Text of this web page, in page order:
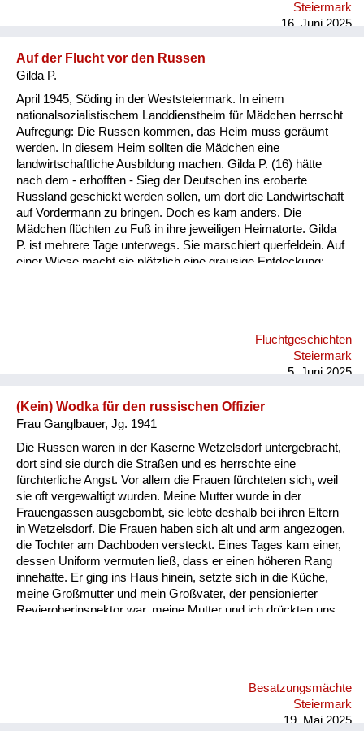
Steiermark
16. Juni 2025
Auf der Flucht vor den Russen
Gilda P.
April 1945, Söding in der Weststeiermark. In einem
nationalsozialistischem Landdienstheim für Mädchen herrscht
Aufregung: Die Russen kommen, das Heim muss geräumt
werden. In diesem Heim sollten die Mädchen eine
landwirtschaftliche Ausbildung machen. Gilda P. (16) hätte
nach dem - erhofften - Sieg der Deutschen ins eroberte
Russland geschickt werden sollen, um dort die Landwirtschaft
auf Vordermann zu bringen. Doch es kam anders. Die
Mädchen flüchten zu Fuß in ihre jeweiligen Heimatorte. Gilda
P. ist mehrere Tage unterwegs. Sie marschiert querfeldein. Auf
einer Wiese macht sie plötzlich eine grausige Entdeckung:
Fluchtgeschichten
Steiermark
5. Juni 2025
(Kein) Wodka für den russischen Offizier
Frau Ganglbauer, Jg. 1941
Die Russen waren in der Kaserne Wetzelsdorf untergebracht,
dort sind sie durch die Straßen und es herrschte eine
fürchterliche Angst. Vor allem die Frauen fürchteten sich, weil
sie oft vergewaltigt wurden. Meine Mutter wurde in der
Frauengassen ausgebombt, sie lebte deshalb bei ihren Eltern
in Wetzelsdorf. Die Frauen haben sich alt und arm angezogen,
die Tochter am Dachboden versteckt. Eines Tages kam einer,
dessen Uniform vermuten ließ, dass er einen höheren Rang
innehatte. Er ging ins Haus hinein, setzte sich in die Küche,
meine Großmutter und mein Großvater, der pensionierter
Revieroberinspektor war, meine Mutter und ich drückten uns
dann mit einem Glas zum Wasserhahn, fülle es mit Wasser
und stelle es vor ihn hin. Er hat so zu lachen begonnen,
Besatzungsmächte
Steiermark
19. Mai 2025